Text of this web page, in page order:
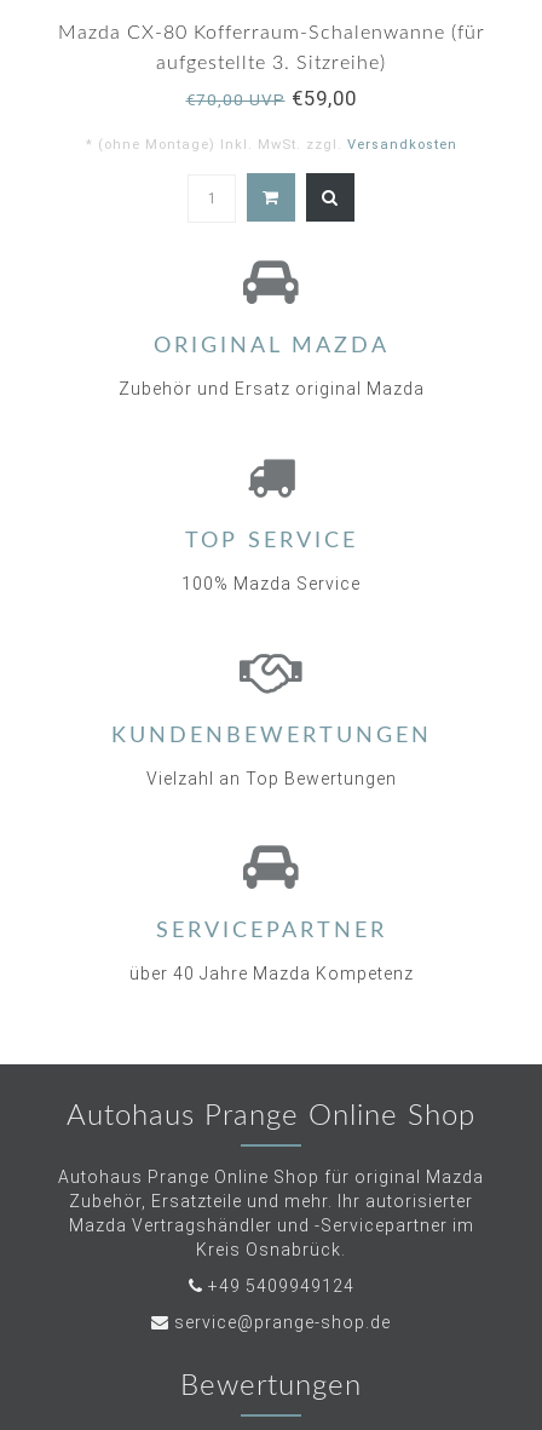
Mazda CX-80 Kofferraum-Schalenwanne (für
aufgestellte 3. Sitzreihe)
€70,00 UVP€59,00
* (ohne Montage) Inkl. MwSt. zzgl. Versandkosten
ORIGINAL MAZDA
Zubehör und Ersatz original Mazda
TOP SERVICE
100% Mazda Service
KUNDENBEWERTUNGEN
Vielzahl an Top Bewertungen
SERVICEPARTNER
über 40 Jahre Mazda Kompetenz
Autohaus Prange Online Shop
Autohaus Prange Online Shop für original Mazda
Zubehör, Ersatzteile und mehr. Ihr autorisierter
Mazda Vertragshändler und -Servicepartner im
Kreis Osnabrück.
+49 5409949124
service@prange-shop.de
Bewertungen